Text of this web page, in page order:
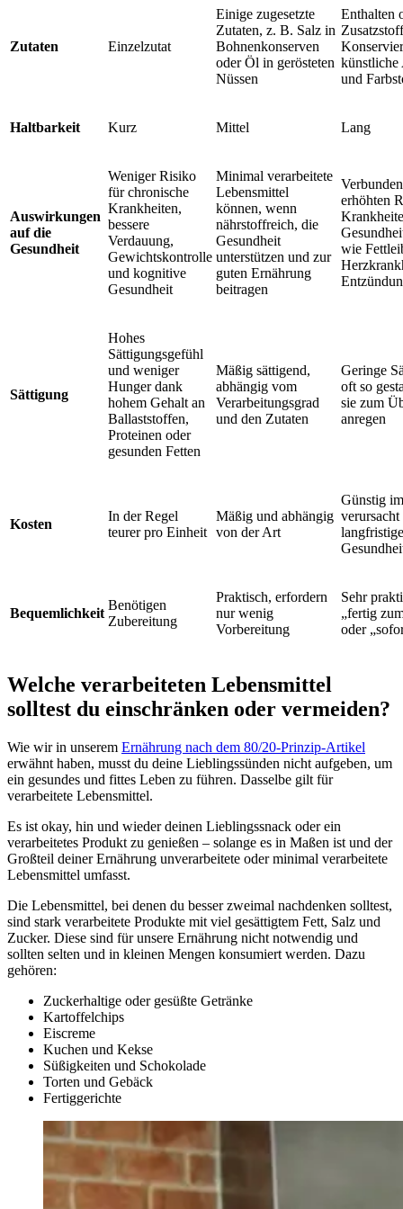
Zutaten Einzelzutat
Einige zugesetzte
Zutaten, z. B. Salz in
Bohnenkonserven
oder Öl in gerösteten
Nüssen
Enthalten
künstliche
und
Haltbarkeit Kurz Mittel Lang
Auswirkungen
auf die
Gesundheit
Weniger Risiko
für chronische
Krankheiten,
bessere
Verdauung,
Gewichtskontrolle
und kognitive
Gesundheit
Minimal verarbeitete
Lebensmittel
können, wenn
nährstoffreich, die
Gesundheit
unterstützen und zur
guten Ernährung
beitragen
erhöhten
wie
Sättigung
Hohes
Sättigungsgefühl
und weniger
Hunger dank
hohem Gehalt an
Ballaststoffen,
Proteinen oder
gesunden Fetten
Mäßig sättigend,
abhängig vom
Verarbeitungsgrad
und den Zutaten
Geringe
oft so
sie zum
anregen
Kosten
In der Regel
teurer pro Einheit
Mäßig und abhängig
von der Art
Günstig
verursacht
langfristige
Bequemlichkeit
Benötigen
Zubereitung
Praktisch, erfordern
nur wenig
Vorbereitung
Sehr
„fertig
oder
Welche verarbeiteten Lebensmittel
solltest du einschränken oder vermeiden?
Wie wir in unserem Ernährung nach dem 80/20-Prinzip-Artikel
erwähnt haben, musst du deine Lieblingssünden nicht aufgeben, um
ein gesundes und fittes Leben zu führen. Dasselbe gilt für
verarbeitete Lebensmittel.
Es ist okay, hin und wieder deinen Lieblingssnack oder ein
verarbeitetes Produkt zu genießen – solange es in Maßen ist und der
Großteil deiner Ernährung unverarbeitete oder minimal verarbeitete
Lebensmittel umfasst.
Die Lebensmittel, bei denen du besser zweimal nachdenken solltest,
sind stark verarbeitete Produkte mit viel gesättigtem Fett, Salz und
Zucker. Diese sind für unsere Ernährung nicht notwendig und
sollten selten und in kleinen Mengen konsumiert werden. Dazu
gehören:
Zuckerhaltige oder gesüßte Getränke
Kartoffelchips
Eiscreme
Kuchen und Kekse
Süßigkeiten und Schokolade
Torten und Gebäck
Fertiggerichte